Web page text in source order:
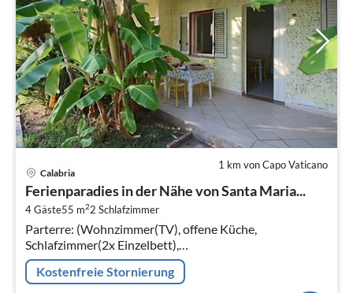
1 km von Capo Vaticano
Calabria
Ferienparadies in der Nähe von Santa Maria...
4 Gäste55 m22 Schlafzimmer
Parterre: (Wohnzimmer(TV), offene Küche,
Schlafzimmer(2x Einzelbett),
Schlafzimmer(Doppelbett)) Badezimmer,
Terrasse(alleinige Nutzung)
Kostenfreie Stornierung